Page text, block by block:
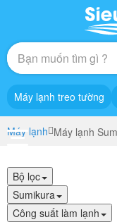
Máy lạnh treo tường
Máy lạnh Máy lạnh
Bộ lọc
Sumikura
Công suất làm lạnh